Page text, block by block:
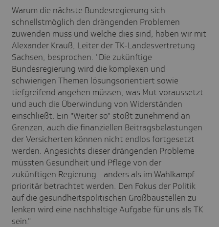
Warum die nächste Bundesregierung sich
schnellstmöglich den drängenden Problemen
zuwenden muss und welche dies sind, haben wir mit
Alexander Krauß, Leiter der TK-Landesvertretung
Sachsen, besprochen. "Die zukünftige
Bundesregierung wird die komplexen und
schwierigen Themen lösungsorientiert sowie
tiefgreifend angehen müssen, was Mut voraussetzt
und auch die Überwindung von Widerständen
einschließt. Ein "Weiter so" stößt zunehmend an
Grenzen, auch die finanziellen Beitragsbelastungen
der Versicherten können nicht endlos fortgesetzt
werden. Angesichts dieser drängenden Probleme
müssten Gesundheit und Pflege von der
zukünftigen Regierung - anders als im Wahlkampf -
prioritär betrachtet werden. Den Fokus der Politik
auf die gesundheitspolitischen Großbaustellen zu
lenken wird eine nachhaltige Aufgabe für uns als TK
sein."